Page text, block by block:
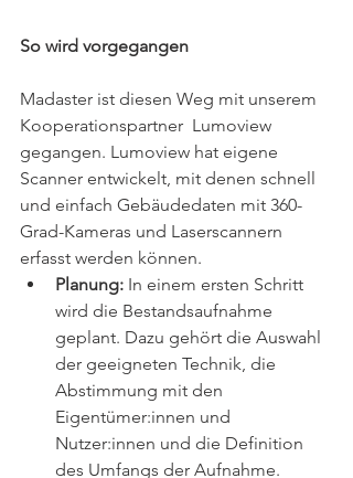
So wird vorgegangen
Madaster ist diesen Weg mit unserem
Kooperationspartner  Lumoview
gegangen. Lumoview hat eigene
Scanner entwickelt, mit denen schnell
und einfach Gebäudedaten mit 360-
Grad-Kameras und Laserscannern
erfasst werden können.
Planung: In einem ersten Schritt
wird die Bestandsaufnahme
geplant. Dazu gehört die Auswahl
der geeigneten Technik, die
Abstimmung mit den
Eigentümer:innen und
Nutzer:innen und die Definition
des Umfangs der Aufnahme.